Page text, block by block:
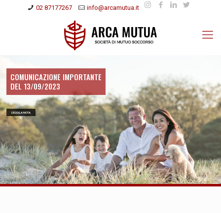
02 87177267 info@arcamutua.it
LEGGI LA NOTA
COMUNICAZIONE IMPORTANTE
DEL 13/09/2023